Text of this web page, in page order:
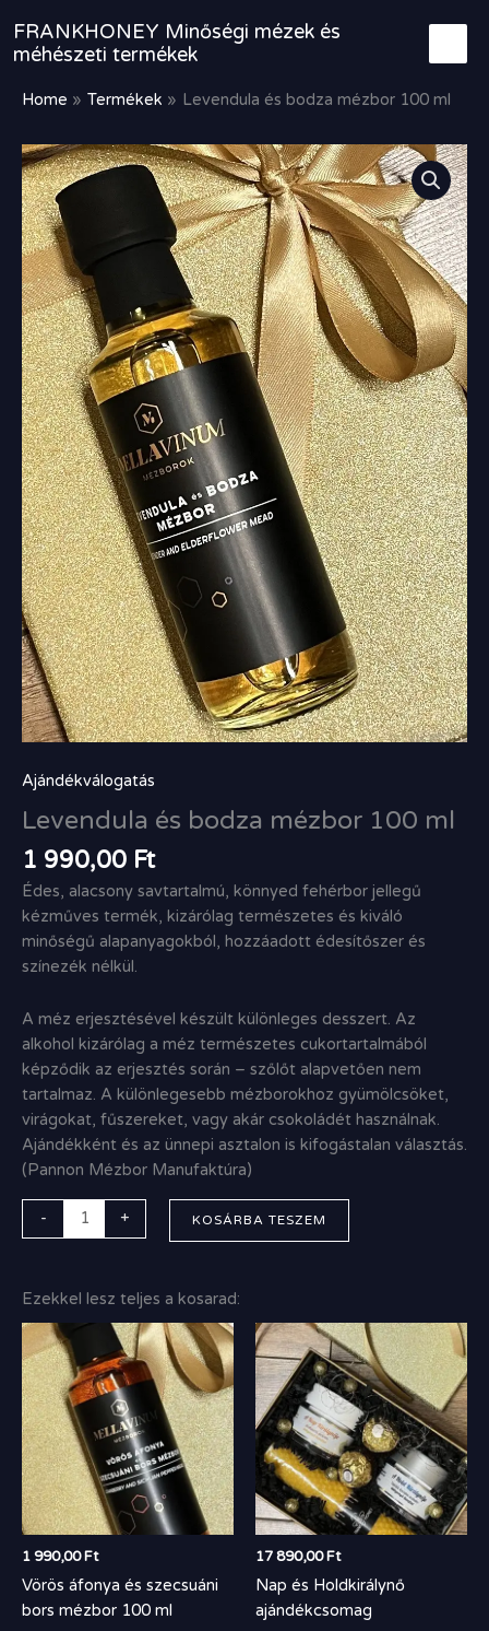
content
FRANKHONEY Minőségi mézek és
méhészeti termékek
Home Termékek Levendula és bodza mézbor 100 ml
Ajándékválogatás
Levendula és bodza mézbor 100 ml
1 990,00 Ft
Édes, alacsony savtartalmú, könnyed fehérbor jellegű
kézműves termék, kizárólag természetes és kiváló
minőségű alapanyagokból, hozzáadott édesítőszer és
színezék nélkül.
A méz erjesztésével készült különleges desszert. Az
alkohol kizárólag a méz természetes cukortartalmából
képződik az erjesztés során – szőlőt alapvetően nem
tartalmaz. A különlegesebb mézborokhoz gyümölcsöket,
virágokat, fűszereket, vagy akár csokoládét használnak.
Ajándékként és az ünnepi asztalon is kifogástalan választás.
(Pannon Mézbor Manufaktúra)
-
Levendula
és
bodza
mézbor
100
ml
mennyiség
+ KOSÁRBA TESZEM
Ezekkel lesz teljes a kosarad:
1 990,00Ft
Vörös áfonya és szecsuáni
bors mézbor 100 ml
17 890,00Ft
Nap és Holdkirálynő
ajándékcsomag